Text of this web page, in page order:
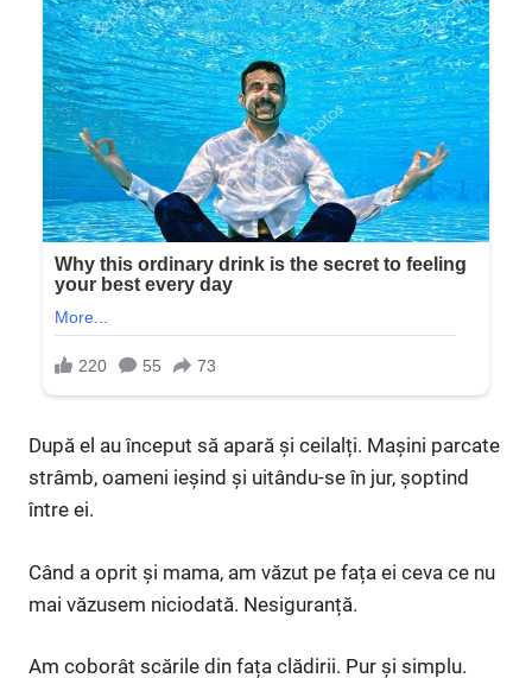
După el au început să apară și ceilalți. Mașini parcate
strâmb, oameni ieșind și uitându-se în jur, șoptind
între ei.
Când a oprit și mama, am văzut pe fața ei ceva ce nu
mai văzusem niciodată. Nesiguranță.
Am coborât scările din fața clădirii. Pur și simplu.